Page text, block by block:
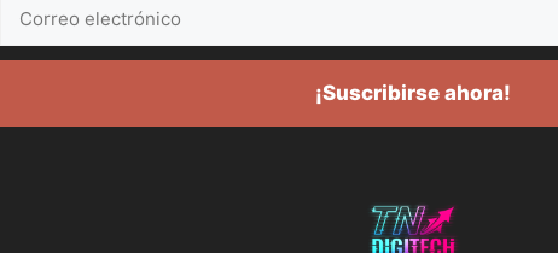
electrónico
¡Suscribirse ahora!